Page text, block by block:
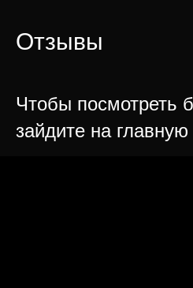
Отзывы
Чтобы посмотреть
зайдите на